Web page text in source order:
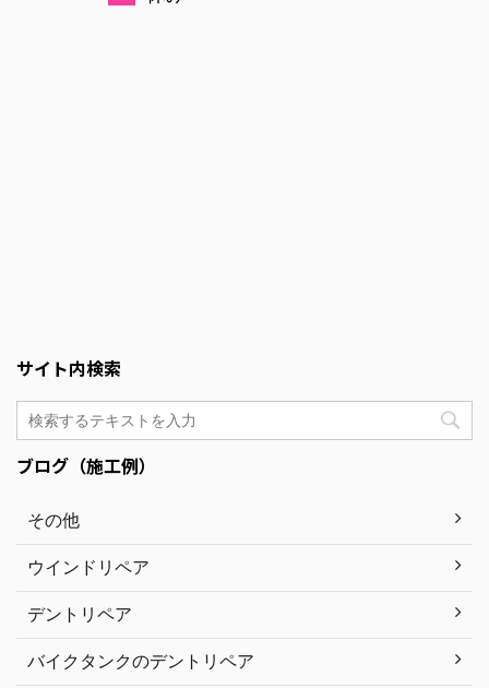
サイト内検索
ブログ（施工例）
その他
ウインドリペア
デントリペア
バイクタンクのデントリペア